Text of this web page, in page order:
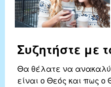
Συζητήστε με
Θα θέλατε να
είναι ο Θεός και πως ο